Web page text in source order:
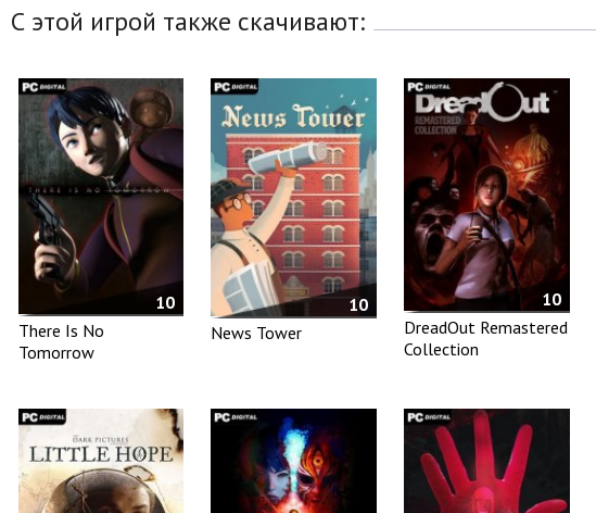
С этой игрой также скачивают:
10
There Is No
Tomorrow
10
News Tower
10
DreadOut Remastered
Collection